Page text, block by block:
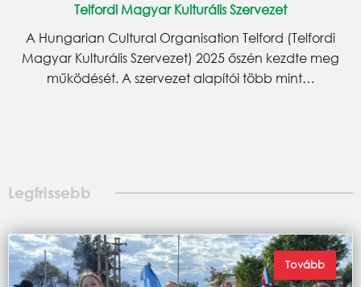
Telfordi Magyar Kulturális Szervezet
A Hungarian Cultural Organisation Telford (Telfordi
Magyar Kulturális Szervezet) 2025 őszén kezdte meg
működését. A szervezet alapítói több mint…
Legfrissebb
Tovább